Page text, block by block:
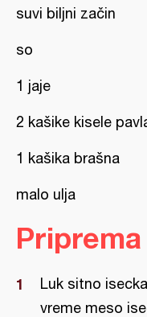
suvi biljni začin
so
1 jaje
2 kašike kisele
1 kašika brašna
malo ulja
Priprema
Luk sitno
vreme meso